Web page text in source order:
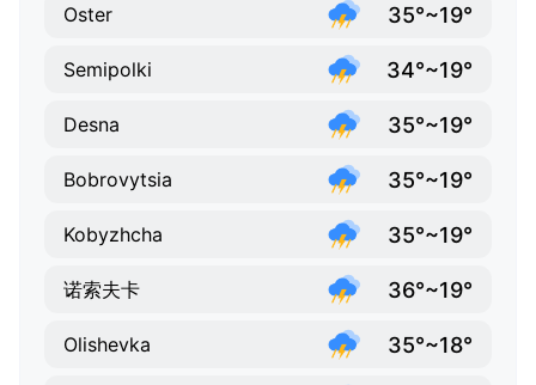
Oster 35°~19°
Semipolki 34°~19°
Desna 35°~19°
Bobrovytsia 35°~19°
Kobyzhcha 35°~19°
诺索夫卡 36°~19°
Olishevka 35°~18°